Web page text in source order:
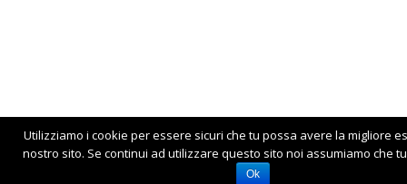
Utilizziamo i cookie per essere sicuri che tu possa avere la migliore
nostro sito. Se continui ad utilizzare questo sito noi assumiamo che
Ok